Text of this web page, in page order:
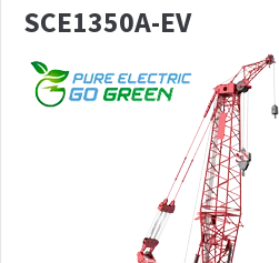
SCE1350A-EV